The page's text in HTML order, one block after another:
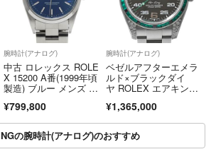
腕時計(アナログ)
中古 ロレックス ROLE
X 15200 A番(1999年頃
製造) ブルー メンズ 腕
¥799,800
腕時計(アナログ)
ベゼルアフターエメラ
ルド×ブラックダイ
ヤ ROLEX エアキン
ef.116900 中古品 ブラ
ック メンズ 腕時計
¥1,365,000
の腕時計(アナログ)のおすすめ